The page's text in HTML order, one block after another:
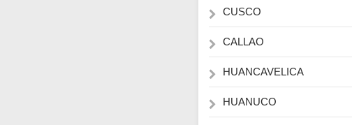
CUSCO
CALLAO
HUANCAVELICA
HUANUCO